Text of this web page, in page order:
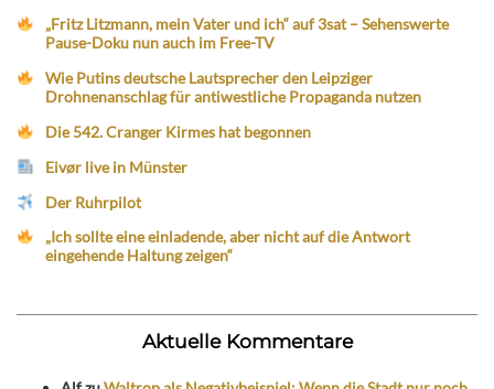
„Fritz Litzmann, mein Vater und ich“ auf 3sat – Sehenswerte
Pause-Doku nun auch im Free-TV
Wie Putins deutsche Lautsprecher den Leipziger
Drohnenanschlag für antiwestliche Propaganda nutzen
Die 542. Cranger Kirmes hat begonnen
Eivør live in Münster
Der Ruhrpilot
„Ich sollte eine einladende, aber nicht auf die Antwort
eingehende Haltung zeigen“
Aktuelle Kommentare